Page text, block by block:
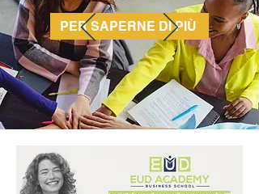
PER SAPERNE DI PIÙ